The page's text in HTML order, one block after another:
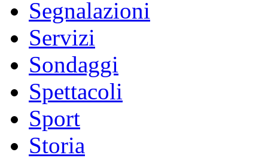
Segnalazioni
Servizi
Sondaggi
Spettacoli
Sport
Storia